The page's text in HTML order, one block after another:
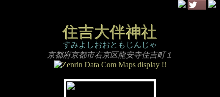
住吉大伴神社
すみよしおおともじんじゃ
京都府京都市右京区龍安寺住吉町１